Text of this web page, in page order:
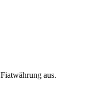
aus.